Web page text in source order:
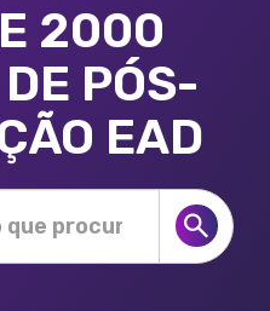
2000
PÓS-
EAD